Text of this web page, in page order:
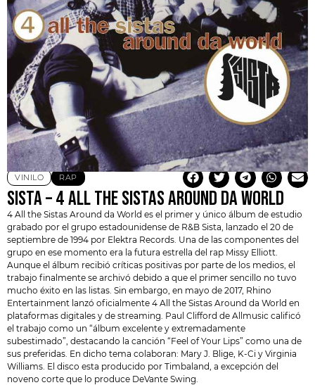
VINILO RAP
SISTA – 4 ALL THE SISTAS AROUND DA WORLD
4 All the Sistas Around da World es el primer y único álbum de estudio
grabado por el grupo estadounidense de R&B Sista, lanzado el 20 de
septiembre de 1994 por Elektra Records. Una de las componentes del
grupo en ese momento era la futura estrella del rap Missy Elliott.
Aunque el álbum recibió críticas positivas por parte de los medios, el
trabajo finalmente se archivó debido a que el primer sencillo no tuvo
mucho éxito en las listas. Sin embargo, en mayo de 2017, Rhino
Entertainment lanzó oficialmente 4 All the Sistas Around da World en
plataformas digitales y de streaming. Paul Clifford de Allmusic calificó
el trabajo como un “álbum excelente y extremadamente
subestimado”, destacando la canción “Feel of Your Lips” como una de
sus preferidas. En dicho tema colaboran: Mary J. Blige, K-Ci y Virginia
Williams. El disco esta producido por Timbaland, a excepción del
noveno corte que lo produce DeVante Swing.